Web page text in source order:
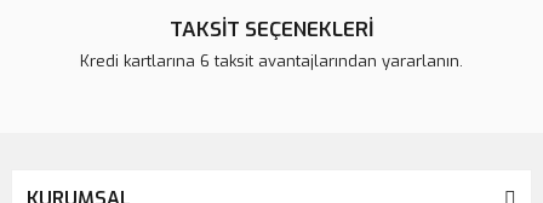
TAKSİT SEÇENEKLERİ
Kredi kartlarına 6 taksit avantajlarından yararlanın.